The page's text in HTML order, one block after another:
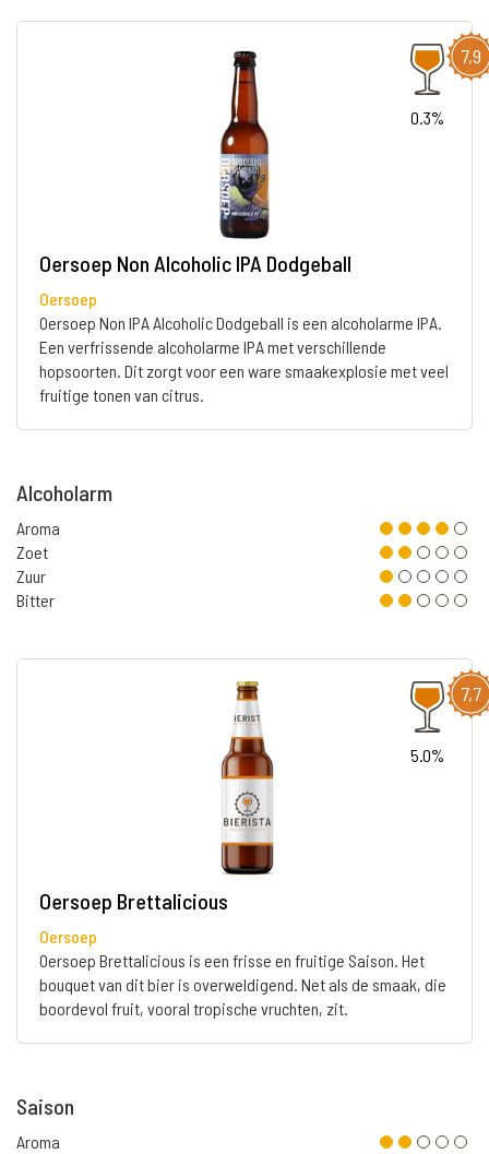
7,9
0.3%
Oersoep Non Alcoholic IPA Dodgeball
Oersoep
Oersoep Non IPA Alcoholic Dodgeball is een alcoholarme IPA.
Een verfrissende alcoholarme IPA met verschillende
hopsoorten. Dit zorgt voor een ware smaakexplosie met veel
fruitige tonen van citrus.
Alcoholarm
Aroma
Zoet
Zuur
Bitter
7,7
5.0%
Oersoep Brettalicious
Oersoep
Oersoep Brettalicious is een frisse en fruitige Saison. Het
bouquet van dit bier is overweldigend. Net als de smaak, die
boordevol fruit, vooral tropische vruchten, zit.
Saison
Aroma